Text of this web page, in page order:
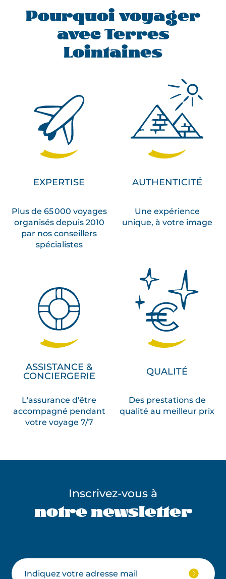
Pourquoi voyager
avec Terres
Lointaines
EXPERTISE
Plus de 65 000 voyages
organisés depuis 2010
par nos conseillers
spécialistes
AUTHENTICITÉ
Une expérience
unique, à votre image
ASSISTANCE &
CONCIERGERIE
L'assurance d'être
accompagné pendant
votre voyage 7/7
QUALITÉ
Des prestations de
qualité au meilleur prix
Inscrivez-vous à
notre newsletter